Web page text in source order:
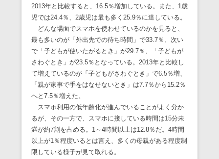
2013年と比較すると、16.5％増加している。また、1歳
児では24.4％、2歳児は最も多く25.9％に達している。
どんな場面でスマホを使わせているのかを見ると、
最も多いのが「外出先での待ち時間」で33.7％、次い
で「子どもが使いたがるとき」が29.7％、「子どもが
さわぐとき」が23.5％となっている。2013年と比較し
て増えているのが「子どもがさわぐとき」で6.5％増、
「親が家事で手をはなせないとき」は7.7％から15.2％
へと7.5％増えた。
スマホ利用の低年齢化が進んでいることがよく分か
るが、その一方で、スマホに接している時間は15分未
満が約7割を占める。1～4時間以上は12.8％だ。4時間
以上が1％程度いるとは言え、多くの母親がある程度制
限している様子が見て取れる。